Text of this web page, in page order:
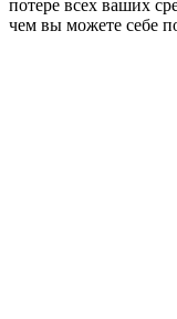
потере всех ваших
чем вы можете себе